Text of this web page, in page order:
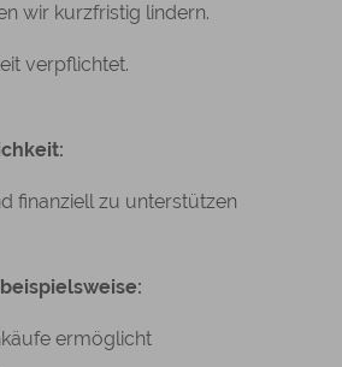
wir kurzfristig lindern.
verpflichtet.
finanziell zu unterstützen
ermöglicht